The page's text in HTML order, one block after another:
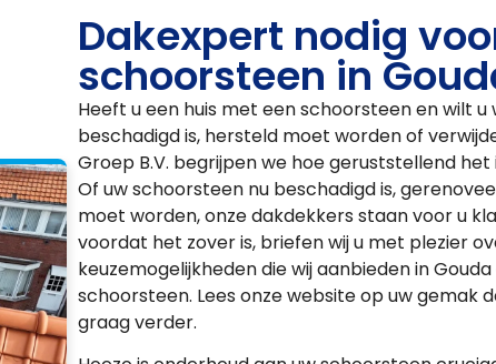
Dakexpert nodig
schoorsteen in
Heeft u een huis met een schoorsteen en wilt
beschadigd is, hersteld moet worden of
Groep B.V. begrijpen we hoe geruststellend
Of uw schoorsteen nu beschadigd is,
moet worden, onze dakdekkers staan voor u
voordat het zover is, briefen wij u met plezier
keuzemogelijkheden die wij aanbieden in
schoorsteen. Lees onze website op uw gemak
graag verder.